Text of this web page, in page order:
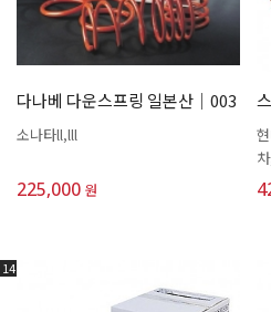
다나베 다운스프링 일본산│003
소나타ll,lll
225,000 원
14